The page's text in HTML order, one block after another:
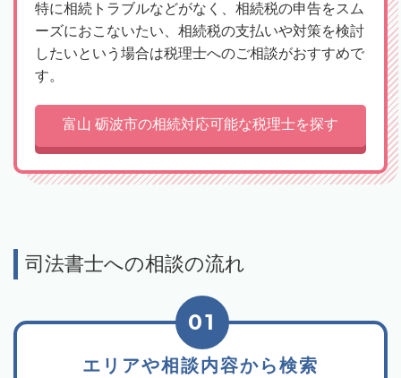
特に相続トラブルなどがなく、相続税の申告をスム
ーズにおこないたい、相続税の支払いや対策を検討
したいという場合は税理士へのご相談がおすすめで
す。
富山 砺波市の相続対応可能な税理士を探す
司法書士への相談の流れ
エリアや相談内容から検索
01